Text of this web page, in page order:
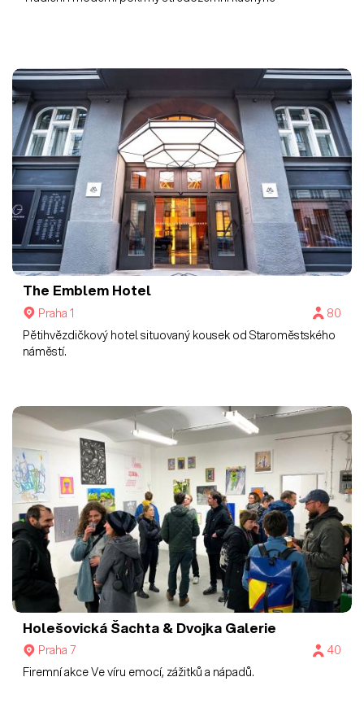
The Emblem Hotel
Praha 1
80
Pětihvězdičkový hotel situovaný kousek od Staroměstského
náměstí.
Holešovická Šachta & Dvojka Galerie
Praha 7
40
Firemní akce Ve víru emocí, zážitků a nápadů.